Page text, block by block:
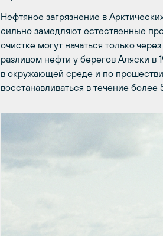
Нефтяное загрязнение в
сильно замедляют естественные
очистке могут начаться только
разливом нефти у берегов Аляски в
в окружающей среде и по
восстанавливаться в течение более